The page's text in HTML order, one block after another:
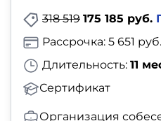
318 519 175 185 руб.
Длительность: 11
Сертификат
Рассрочка: 5 651
Организация
Тесты
на